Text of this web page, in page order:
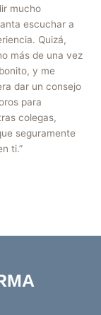
mucho
escuchar a
Quizá,
más de una vez
y me
dar un consejo
para
colegas,
seguramente
ti.”